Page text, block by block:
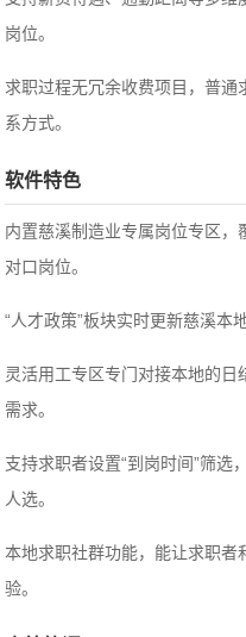
岗位。
求职过程无冗余收费项目，普
系方式。
软件特色
内置慈溪制造业专属岗位专区
对口岗位。
“人才政策”板块实时更新慈溪本
灵活用工专区专门对接本地的
需求。
支持求职者设置“到岗时间”筛选
人选。
本地求职社群功能，能让求职
验。